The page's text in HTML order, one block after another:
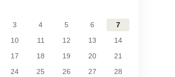
3
4 5 6 7
10
11 12 13 14
17
18 19 20 21
24
25 26 27 28